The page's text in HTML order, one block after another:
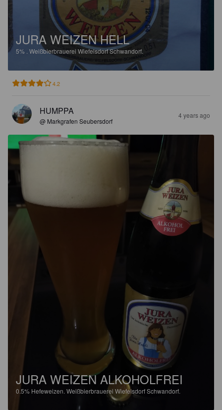
JURA WEIZEN HELL
5% . Weißbierbrauerei Wiefelsdorf Schwandorf.
4.2
HUMPPA
@ Markgrafen Seubersdorf
4 years ago
JURA WEIZEN ALKOHOLFREI
0.5% Hefeweizen. Weißbierbrauerei Wiefelsdorf Schwandorf.